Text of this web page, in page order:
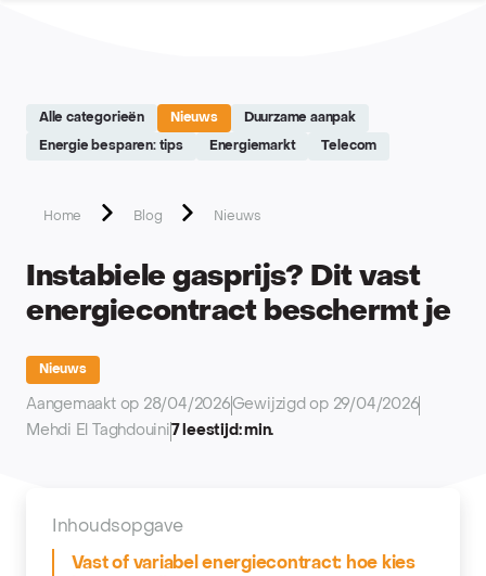
Alle categorieën Nieuws Duurzame aanpak
Energie besparen: tips Energiemarkt Telecom
Home Blog Nieuws
Instabiele gasprijs? Dit vast
energiecontract beschermt je
Nieuws
Aangemaakt op 28/04/2026Gewijzigd op 29/04/2026
Mehdi El Taghdouini 7 leestijd: min.
Inhoudsopgave
Vast of variabel energiecontract: hoe kies